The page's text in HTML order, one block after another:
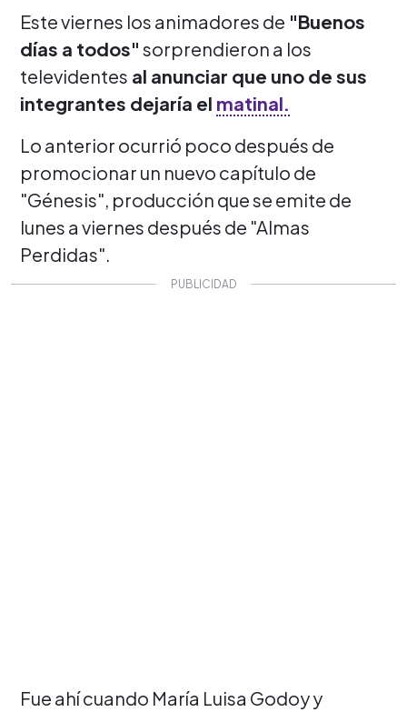
Este viernes los animadores de "Buenos
días a todos" sorprendieron a los
televidentes al anunciar que uno de sus
integrantes dejaría el matinal.
Lo anterior ocurrió poco después de
promocionar un nuevo capítulo de
"Génesis", producción que se emite de
lunes a viernes después de "Almas
Perdidas".
Fue ahí cuando María Luisa Godoy y